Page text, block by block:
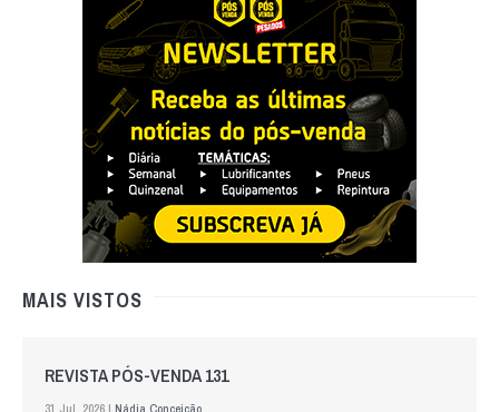
MAIS VISTOS
REVISTA PÓS-VENDA 131
31 Jul. 2026 | Nádia Conceição